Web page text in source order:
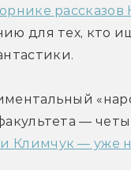
для тех, кто
—
Климчук — уже